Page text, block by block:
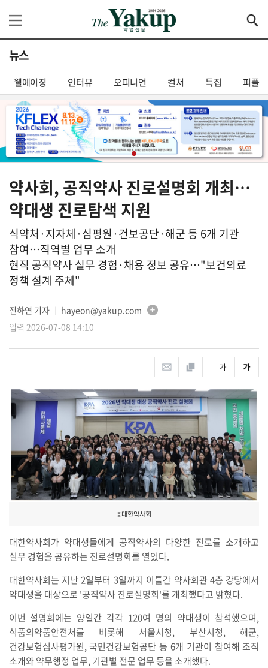
뉴스
웰에이징 인터뷰 오피니언 컬쳐 특집 피플
약사회, 공직약사 진로설명회 개최…
약대생 진로탐색 지원
식약처·지자체·심평원·건보공단·해군 등 6개 기관
참여…직역별 업무 소개
현직 공직약사 실무 경험·채용 정보 공유…"보건의료
정책 설계 주체"
전하연 기자
hayeon@yakup.com
입력 2026-07-08 14:10
©대한약사회
대한약사회가 약대생들에게 공직약사의 다양한 진로를 소개하고
실무 경험을 공유하는 진로설명회를 열었다.
대한약사회는 지난 2일부터 3일까지 이틀간 약사회관 4층 강당에서
약대생을 대상으로 '공직약사 진로설명회'를 개최했다고 밝혔다.
이번 설명회에는 양일간 각각 120여 명의 약대생이 참석했으며,
식품의약품안전처를 비롯해 서울시청, 부산시청, 해군,
건강보험심사평가원, 국민건강보험공단 등 6개 기관이 참여해 조직
소개와 약무행정 업무, 기관별 전문 업무 등을 소개했다.